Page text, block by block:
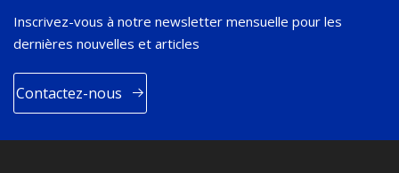
Inscrivez-vous à notre newsletter mensuelle pour les
dernières nouvelles et articles
Contactez-nous